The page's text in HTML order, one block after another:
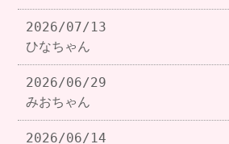
2026/07/13
ひなちゃん
2026/06/29
みおちゃん
2026/06/14